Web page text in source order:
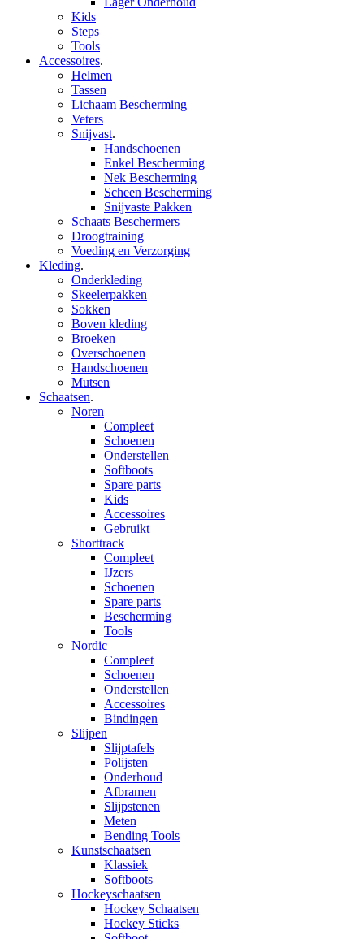
Kids
Steps
Tools
Accessoires.
Helmen
Tassen
Lichaam Bescherming
Veters
Snijvast.
Handschoenen
Enkel Bescherming
Nek Bescherming
Scheen Bescherming
Snijvaste Pakken
Schaats Beschermers
Droogtraining
Voeding en Verzorging
Kleding.
Onderkleding
Skeelerpakken
Sokken
Boven kleding
Broeken
Overschoenen
Handschoenen
Mutsen
Schaatsen.
Noren
Compleet
Schoenen
Onderstellen
Softboots
Spare parts
Kids
Accessoires
Gebruikt
Shorttrack
Compleet
IJzers
Schoenen
Spare parts
Bescherming
Tools
Nordic
Compleet
Schoenen
Onderstellen
Accessoires
Bindingen
Slijpen
Slijptafels
Polijsten
Onderhoud
Afbramen
Slijpstenen
Meten
Bending Tools
Kunstschaatsen
Klassiek
Softboots
Hockeyschaatsen
Hockey Schaatsen
Hockey Sticks